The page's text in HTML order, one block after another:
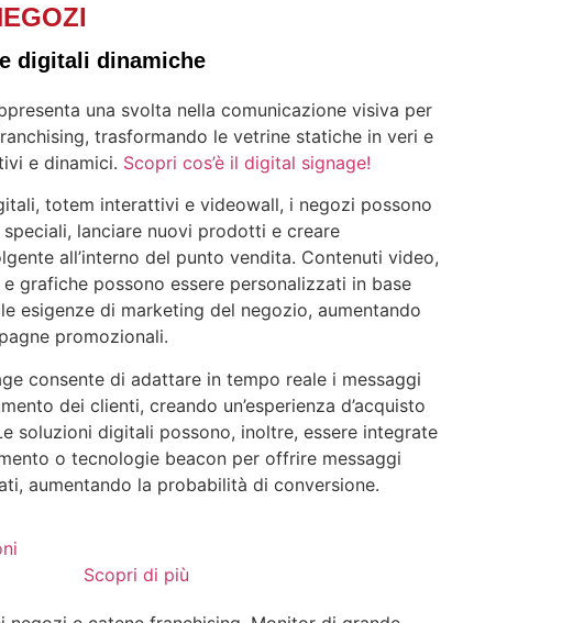
digitali dinamiche
una svolta nella comunicazione visiva per
trasformando le vetrine statiche in veri e
e dinamici. Scopri cos’è il digital signage!
totem interattivi e videowall, i negozi possono
lanciare nuovi prodotti e creare
all’interno del punto vendita. Contenuti video,
grafiche possono essere personalizzati in base
esigenze di marketing del negozio, aumentando
promozionali.
consente di adattare in tempo reale i messaggi
dei clienti, creando un’esperienza d’acquisto
soluzioni digitali possono, inoltre, essere integrate
o tecnologie beacon per offrire messaggi
aumentando la probabilità di conversione.
Scopri di più